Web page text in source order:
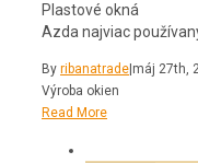
Plastové okná
Azda najviac
By ribanatrade máj 27th,
Výroba okien
Read More